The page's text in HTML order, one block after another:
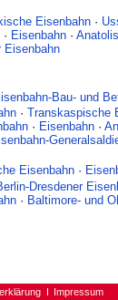
Eisenbahn ·
· Eisenbahn·
Eisenbahn
Bau- und
·Transkaspische
· Eisenbahn·
Eisenbahn ·
Dresdener
· Baltimore- und
Impressum